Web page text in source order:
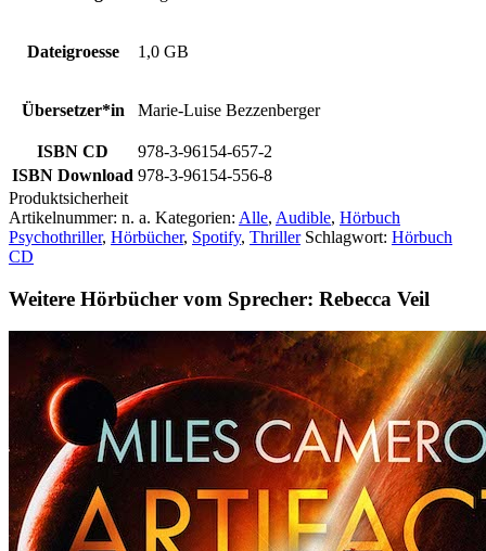
Dateigroesse 1,0 GB
Übersetzer*in Marie-Luise Bezzenberger
ISBN CD
978-3-96154-657-2
ISBN Download 978-3-96154-556-8
Produktsicherheit
Artikelnummer: n. a. Kategorien: Alle, Audible, Hörbuch
Psychothriller, Hörbücher, Spotify, Thriller Schlagwort: Hörbuch
CD
Weitere Hörbücher vom Sprecher: Rebecca Veil